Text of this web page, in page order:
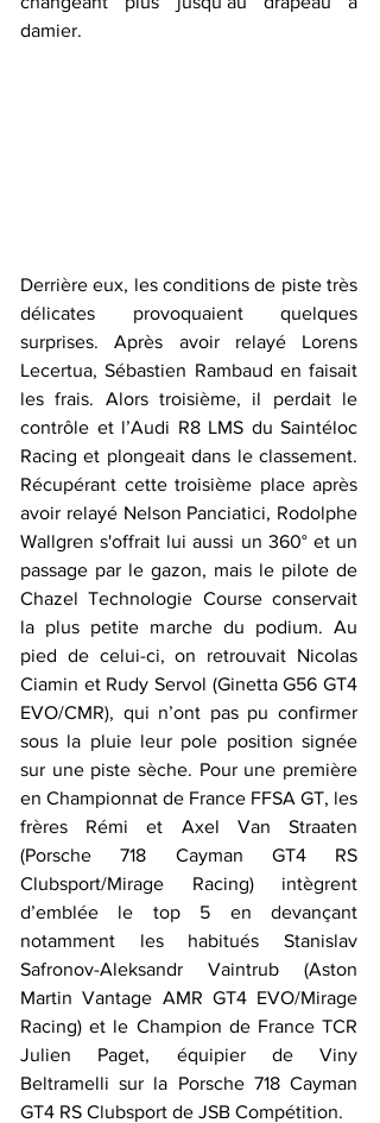
damier.
Derrière eux, les conditions de piste très
délicates provoquaient quelques
surprises. Après avoir relayé Lorens
Lecertua, Sébastien Rambaud en faisait
les frais. Alors troisième, il perdait le
contrôle et l’Audi R8 LMS du Saintéloc
Racing et plongeait dans le classement.
Récupérant cette troisième place après
avoir relayé Nelson Panciatici, Rodolphe
Wallgren s'offrait lui aussi un 360° et un
passage par le gazon, mais le pilote de
Chazel Technologie Course conservait
la plus petite marche du podium. Au
pied de celui-ci, on retrouvait Nicolas
Ciamin et Rudy Servol (Ginetta G56 GT4
EVO/CMR), qui n’ont pas pu confirmer
sous la pluie leur pole position signée
sur une piste sèche. Pour une première
en Championnat de France FFSA GT, les
frères Rémi et Axel Van Straaten
(Porsche 718 Cayman GT4 RS
Clubsport/Mirage Racing) intègrent
d’emblée le top 5 en devançant
notamment les habitués Stanislav
Safronov-Aleksandr Vaintrub (Aston
Martin Vantage AMR GT4 EVO/Mirage
Racing) et le Champion de France TCR
Julien Paget, équipier de Viny
Beltramelli sur la Porsche 718 Cayman
GT4 RS Clubsport de JSB Compétition.